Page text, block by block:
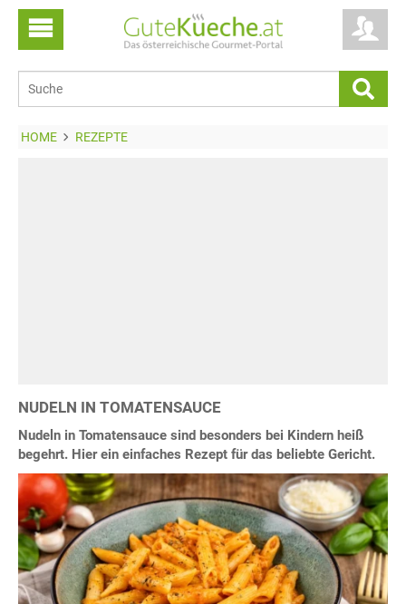
HOME REZEPTE
NUDELN IN TOMATENSAUCE
Nudeln in Tomatensauce sind besonders bei Kindern heiß
begehrt. Hier ein einfaches Rezept für das beliebte Gericht.